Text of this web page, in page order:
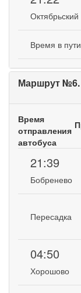
Октябрьский
Время в
Маршрут №6.
Время
отправления
автобуса
21:39
Бобренево
Пересадка
04:50
Хорошово